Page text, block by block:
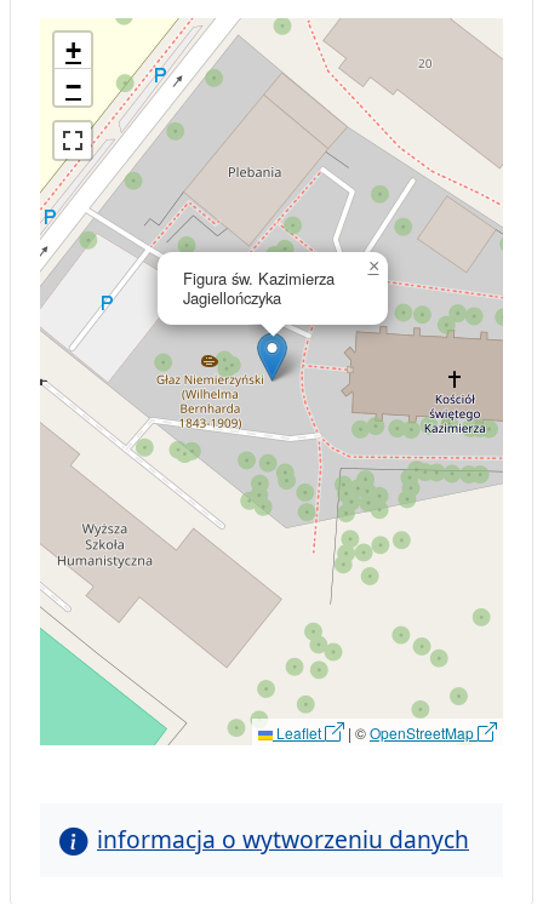
Figura św. Kazimierza
Jagiellończyka
×
+
−
Leaflet | ©OpenStreetMap
informacja o wytworzeniu danych